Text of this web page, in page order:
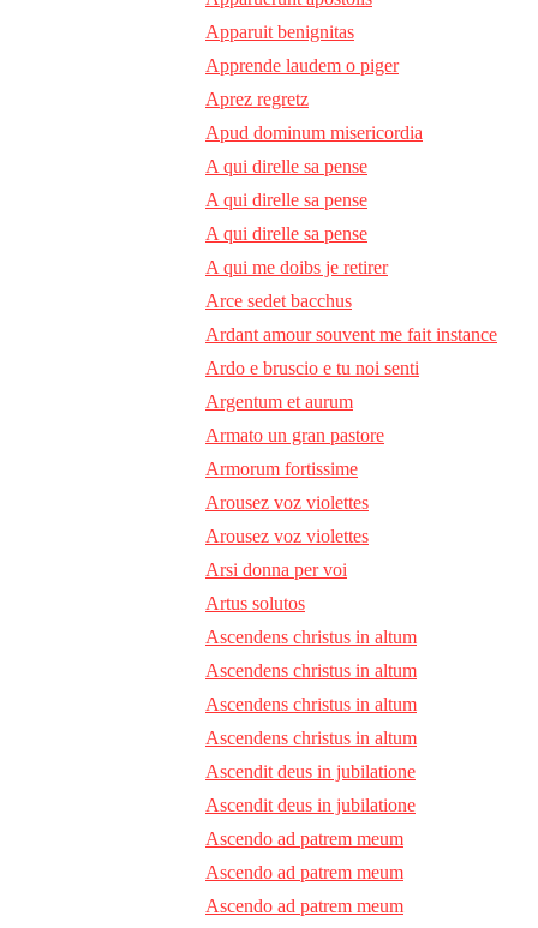
Apparuit benignitas
Apprende laudem o piger
Aprez regretz
Apud dominum misericordia
A qui direlle sa pense
A qui direlle sa pense
A qui direlle sa pense
A qui me doibs je retirer
Arce sedet bacchus
Ardant amour souvent me fait instance
Ardo e bruscio e tu noi senti
Argentum et aurum
Armato un gran pastore
Armorum fortissime
Arousez voz violettes
Arousez voz violettes
Arsi donna per voi
Artus solutos
Ascendens christus in altum
Ascendens christus in altum
Ascendens christus in altum
Ascendens christus in altum
Ascendit deus in jubilatione
Ascendit deus in jubilatione
Ascendo ad patrem meum
Ascendo ad patrem meum
Ascendo ad patrem meum